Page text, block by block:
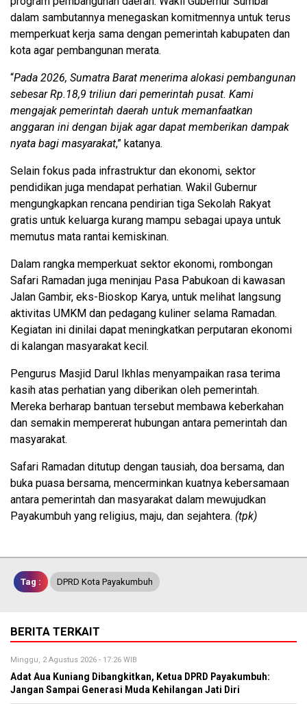
dalam sambutannya menegaskan komitmennya untuk terus
memperkuat kerja sama dengan pemerintah kabupaten dan
kota agar pembangunan merata.
“Pada 2026, Sumatra Barat menerima alokasi pembangunan
sebesar Rp.18,9 triliun dari pemerintah pusat. Kami
mengajak pemerintah daerah untuk memanfaatkan
anggaran ini dengan bijak agar dapat memberikan dampak
nyata bagi masyarakat,” katanya.
Selain fokus pada infrastruktur dan ekonomi, sektor
pendidikan juga mendapat perhatian. Wakil Gubernur
mengungkapkan rencana pendirian tiga Sekolah Rakyat
gratis untuk keluarga kurang mampu sebagai upaya untuk
memutus mata rantai kemiskinan.
Dalam rangka memperkuat sektor ekonomi, rombongan
Safari Ramadan juga meninjau Pasa Pabukoan di kawasan
Jalan Gambir, eks-Bioskop Karya, untuk melihat langsung
aktivitas UMKM dan pedagang kuliner selama Ramadan.
Kegiatan ini dinilai dapat meningkatkan perputaran ekonomi
di kalangan masyarakat kecil.
Pengurus Masjid Darul Ikhlas menyampaikan rasa terima
kasih atas perhatian yang diberikan oleh pemerintah.
Mereka berharap bantuan tersebut membawa keberkahan
dan semakin mempererat hubungan antara pemerintah dan
masyarakat.
Safari Ramadan ditutup dengan tausiah, doa bersama, dan
buka puasa bersama, mencerminkan kuatnya kebersamaan
antara pemerintah dan masyarakat dalam mewujudkan
Payakumbuh yang religius, maju, dan sejahtera. (tpk)
Tag : DPRD Kota Payakumbuh
BERITA TERKAIT
Minggu, 2 Agustus 2026 - 17:26 WIB
Adat Aua Kuniang Dibangkitkan, Ketua DPRD Payakumbuh:
Jangan Sampai Generasi Muda Kehilangan Jati Diri